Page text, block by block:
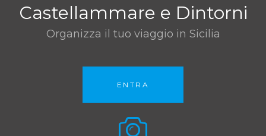
Castellammare e Dintorni
Organizza il tuo viaggio in Sicilia
ENTRA